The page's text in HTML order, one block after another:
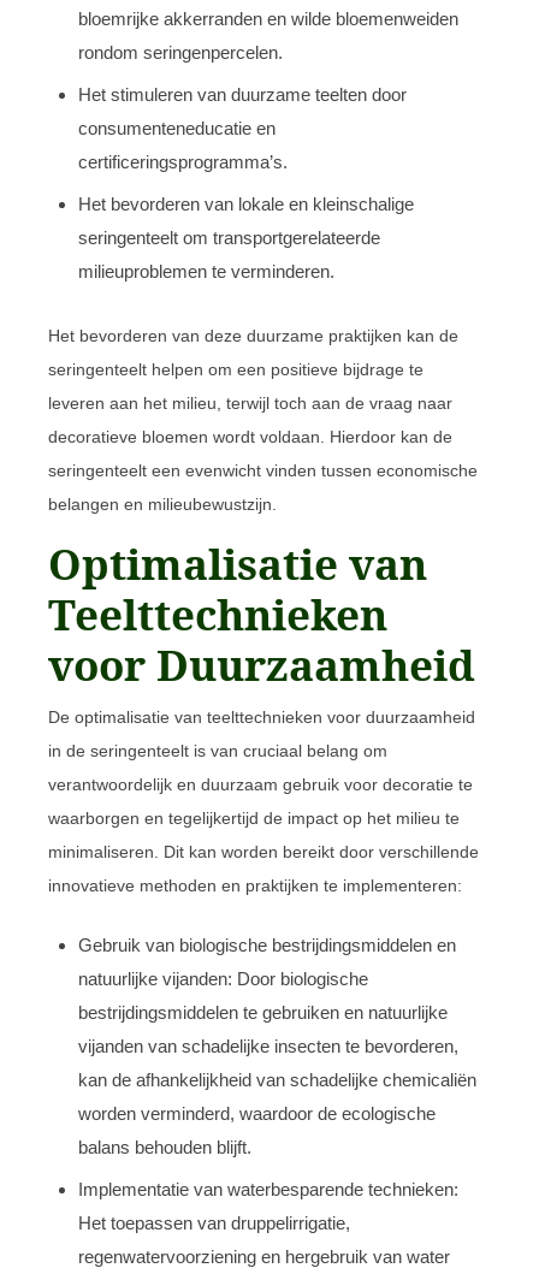
bloemrijke akkerranden en wilde bloemenweiden
rondom seringenpercelen.
Het stimuleren van duurzame teelten door
consumenteneducatie en
certificeringsprogramma’s.
Het bevorderen van lokale en kleinschalige
seringenteelt om transportgerelateerde
milieuproblemen te verminderen.
Het bevorderen van deze duurzame praktijken kan de
seringenteelt helpen om een positieve bijdrage te
leveren aan het milieu, terwijl toch aan de vraag naar
decoratieve bloemen wordt voldaan. Hierdoor kan de
seringenteelt een evenwicht vinden tussen economische
belangen en milieubewustzijn.
Optimalisatie van
Teelttechnieken
voor Duurzaamheid
De optimalisatie van teelttechnieken voor duurzaamheid
in de seringenteelt is van cruciaal belang om
verantwoordelijk en duurzaam gebruik voor decoratie te
waarborgen en tegelijkertijd de impact op het milieu te
minimaliseren. Dit kan worden bereikt door verschillende
innovatieve methoden en praktijken te implementeren:
Gebruik van biologische bestrijdingsmiddelen en
natuurlijke vijanden: Door biologische
bestrijdingsmiddelen te gebruiken en natuurlijke
vijanden van schadelijke insecten te bevorderen,
kan de afhankelijkheid van schadelijke chemicaliën
worden verminderd, waardoor de ecologische
balans behouden blijft.
Implementatie van waterbesparende technieken:
Het toepassen van druppelirrigatie,
regenwatervoorziening en hergebruik van water